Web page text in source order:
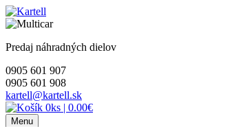
Skip
to
Predaj náhradných dielov
0905 601 907
0905 601 908
kartell@kartell.sk
0ks | 0.00€
Menu